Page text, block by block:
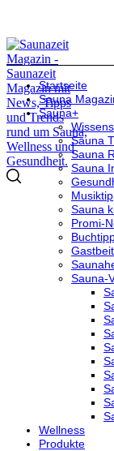
Startseite
Sauna
Sauna+
Sauna
Sauna
Sauna
Sauna
Promi-
Sauna-
Wellness
Produkte